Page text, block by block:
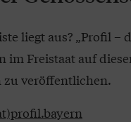
liegt aus? „Profil –
im Freistaat auf
zu veröffentlichen.